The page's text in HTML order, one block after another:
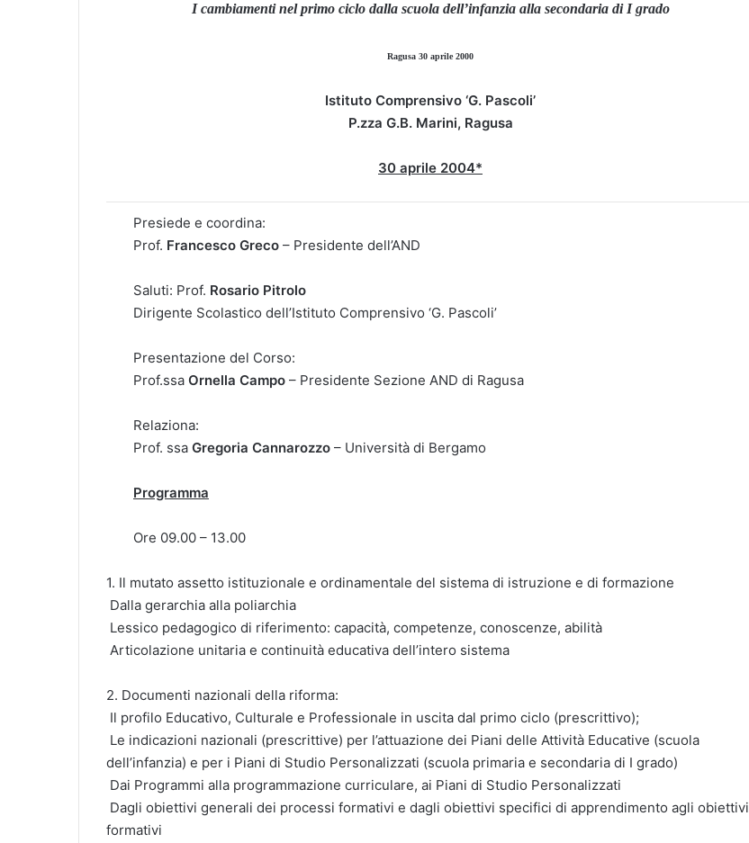
I cambiamenti nel primo ciclo dalla scuola dell’infanzia alla secondaria di I grado
Ragusa 30 aprile 2000
Istituto Comprensivo ‘G. Pascoli’
P.zza G.B. Marini, Ragusa
30 aprile 2004*
Presiede e coordina:
Prof. Francesco Greco – Presidente dell’AND
Saluti: Prof. Rosario Pitrolo
Dirigente Scolastico dell’Istituto Comprensivo ‘G. Pascoli’
Presentazione del Corso:
Prof.ssa Ornella Campo – Presidente Sezione AND di Ragusa
Relaziona:
Prof. ssa Gregoria Cannarozzo – Università di Bergamo
Programma
Ore 09.00 – 13.00
1. Il mutato assetto istituzionale e ordinamentale del sistema di istruzione e di formazione
Dalla gerarchia alla poliarchia
Lessico pedagogico di riferimento: capacità, competenze, conoscenze, abilità
Articolazione unitaria e continuità educativa dell’intero sistema
2. Documenti nazionali della riforma:
Il profilo Educativo, Culturale e Professionale in uscita dal primo ciclo (prescrittivo);
Le indicazioni nazionali (prescrittive) per l’attuazione dei Piani delle Attività Educative (scuola
dell’infanzia) e per i Piani di Studio Personalizzati (scuola primaria e secondaria di I grado)
Dai Programmi alla programmazione curriculare, ai Piani di Studio Personalizzati
Dagli obiettivi generali dei processi formativi e dagli obiettivi specifici di apprendimento agli obiettivi
formativi